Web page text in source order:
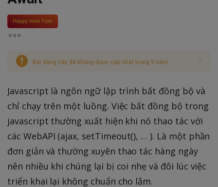
Happy New Year
Bài đăng này đã không được cập nhật trong 5 năm
Javascript là ngôn ngữ lập trình bất đồng bộ và
chỉ chạy trên một luồng. Việc bất đồng bộ trong
javascript thường xuất hiện khi nó thao tác với
các WebAPI (ajax, setTimeout(), … ). Là một phần
đơn giản và thường xuyên thao tác hàng ngày
nên nhiều khi chúng lại bị coi nhẹ và đôi lúc việc
triển khai lại không chuẩn cho lắm.